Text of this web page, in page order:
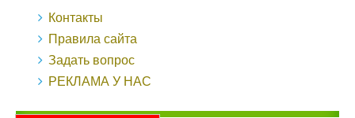
Контакты
Правила сайта
Задать вопрос
РЕКЛАМА У НАС